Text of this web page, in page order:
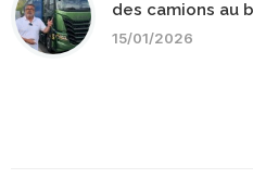
des camions au
15/01/2026